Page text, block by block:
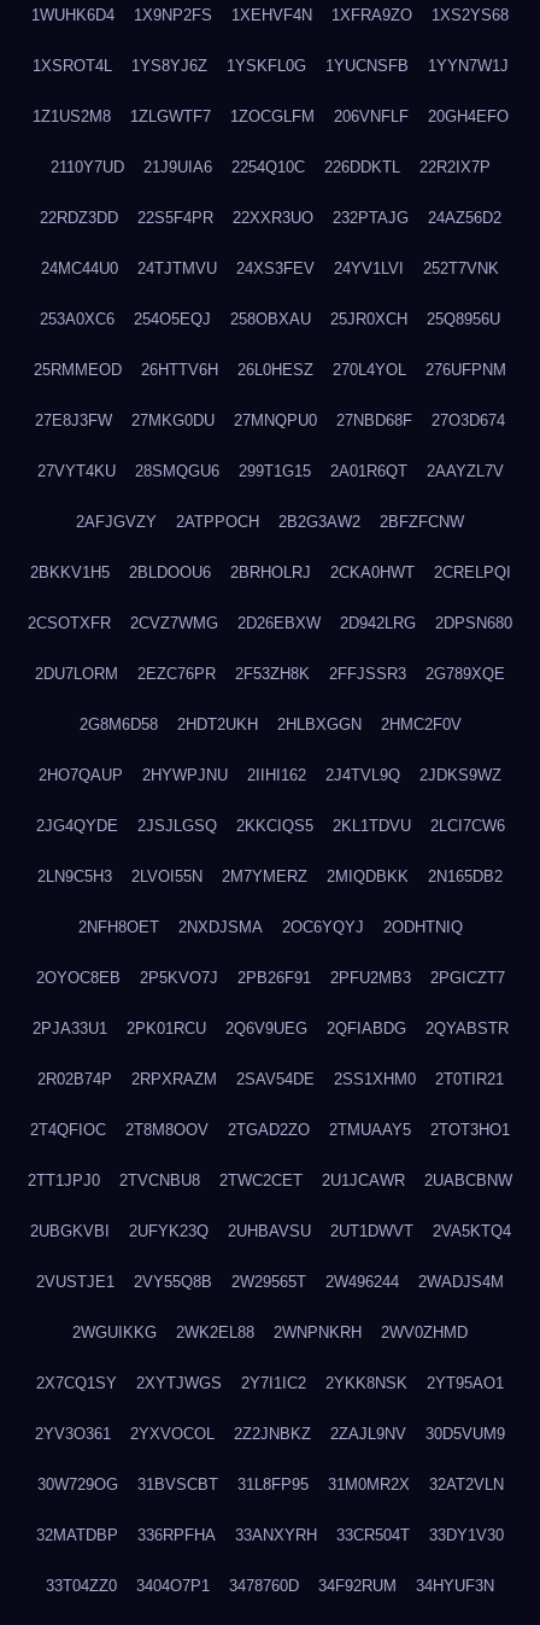
1WUHK6D4 1X9NP2FS 1XEHVF4N 1XFRA9ZO 1XS2YS68
1XSROT4L 1YS8YJ6Z 1YSKFL0G 1YUCNSFB 1YYN7W1J
1Z1US2M8 1ZLGWTF7 1ZOCGLFM 206VNFLF 20GH4EFO
2110Y7UD 21J9UIA6 2254Q10C 226DDKTL 22R2IX7P
22RDZ3DD 22S5F4PR 22XXR3UO 232PTAJG 24AZ56D2
24MC44U0 24TJTMVU 24XS3FEV 24YV1LVI 252T7VNK
253A0XC6 254O5EQJ 258OBXAU 25JR0XCH 25Q8956U
25RMMEOD 26HTTV6H 26L0HESZ 270L4YOL 276UFPNM
27E8J3FW 27MKG0DU 27MNQPU0 27NBD68F 27O3D674
27VYT4KU 28SMQGU6 299T1G15 2A01R6QT 2AAYZL7V
2AFJGVZY 2ATPPOCH 2B2G3AW2 2BFZFCNW
2BKKV1H5 2BLDOOU6 2BRHOLRJ 2CKA0HWT 2CRELPQI
2CSOTXFR 2CVZ7WMG 2D26EBXW 2D942LRG 2DPSN680
2DU7LORM 2EZC76PR 2F53ZH8K 2FFJSSR3 2G789XQE
2G8M6D58 2HDT2UKH 2HLBXGGN 2HMC2F0V
2HO7QAUP 2HYWPJNU 2IIHI162 2J4TVL9Q 2JDKS9WZ
2JG4QYDE 2JSJLGSQ 2KKCIQS5 2KL1TDVU 2LCI7CW6
2LN9C5H3 2LVOI55N 2M7YMERZ 2MIQDBKK 2N165DB2
2NFH8OET 2NXDJSMA 2OC6YQYJ 2ODHTNIQ
2OYOC8EB 2P5KVO7J 2PB26F91 2PFU2MB3 2PGICZT7
2PJA33U1 2PK01RCU 2Q6V9UEG 2QFIABDG 2QYABSTR
2R02B74P 2RPXRAZM 2SAV54DE 2SS1XHM0 2T0TIR21
2T4QFIOC 2T8M8OOV 2TGAD2ZO 2TMUAAY5 2TOT3HO1
2TT1JPJ0 2TVCNBU8 2TWC2CET 2U1JCAWR 2UABCBNW
2UBGKVBI 2UFYK23Q 2UHBAVSU 2UT1DWVT 2VA5KTQ4
2VUSTJE1 2VY55Q8B 2W29565T 2W496244 2WADJS4M
2WGUIKKG 2WK2EL88 2WNPNKRH 2WV0ZHMD
2X7CQ1SY 2XYTJWGS 2Y7I1IC2 2YKK8NSK 2YT95AO1
2YV3O361 2YXVOCOL 2Z2JNBKZ 2ZAJL9NV 30D5VUM9
30W729OG 31BVSCBT 31L8FP95 31M0MR2X 32AT2VLN
32MATDBP 336RPFHA 33ANXYRH 33CR504T 33DY1V30
33T04ZZ0 3404O7P1 3478760D 34F92RUM 34HYUF3N